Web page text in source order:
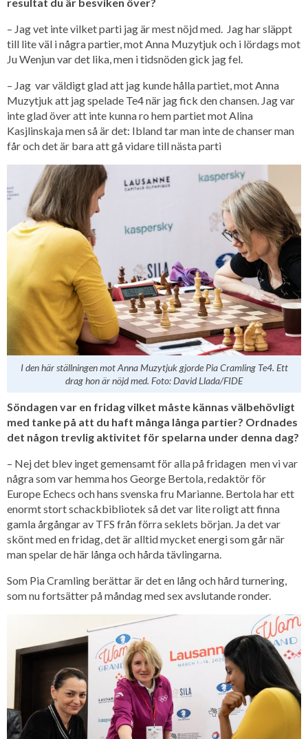
– Jag vet inte vilket parti jag är mest nöjd med. Jag har släppt
till lite väl i några partier, mot Anna Muzytjuk och i lördags mot
Ju Wenjun var det lika, men i tidsnöden gick jag fel.
– Jag var väldigt glad att jag kunde hålla partiet, mot Anna
Muzytjuk att jag spelade Te4 när jag fick den chansen. Jag var
inte glad över att inte kunna ro hem partiet mot Alina
Kasjlinskaja men så är det: Ibland tar man inte de chanser man
får och det är bara att gå vidare till nästa parti
I den här ställningen mot Anna Muzytjuk gjorde Pia Cramling Te4. Ett
drag hon är nöjd med. Foto: David Llada/FIDE
Söndagen var en fridag vilket måste kännas välbehövligt
med tanke på att du haft många långa partier? Ordnades
det någon trevlig aktivitet för spelarna under denna dag?
– Nej det blev inget gemensamt för alla på fridagen men vi var
några som var hemma hos George Bertola, redaktör för
Europe Echecs och hans svenska fru Marianne. Bertola har ett
enormt stort schackbibliotek så det var lite roligt att finna
gamla årgångar av TFS från förra seklets början. Ja det var
skönt med en fridag, det är alltid mycket energi som går när
man spelar de här långa och hårda tävlingarna.
Som Pia Cramling berättar är det en lång och hård turnering,
som nu fortsätter på måndag med sex avslutande ronder.